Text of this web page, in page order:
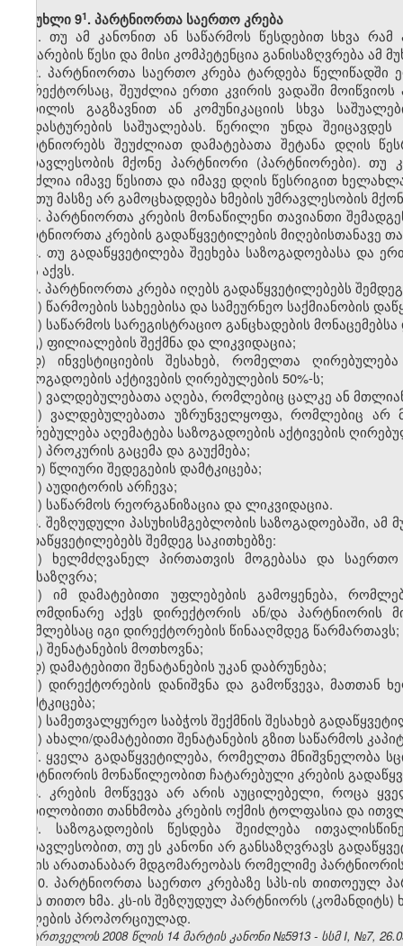
მუხლი 9​1. პარტნიორთა საერთო კრება
1. თუ ამ კანონით ან საწარმოს წესდებით სხვა
ჩატარების წესი და მისი კომპეტენცია განისაზღვრება
2. პარტნიორთა საერთო კრება ტარდება წელიწადში
დირექტორსაც, შეუძლია ერთი კვირის ვადაში
წერილის გაგზავნით ან კომუნიკაციის სხვა
დადასტურების საშუალებას. წერილი უნდა
პარტნიორებს შეუძლიათ დამატებათა შეტანა დღის
უმრავლესობის მქონე პარტნიორი (პარტნიორები). თუ
შეუძლია იმავე წესითა და იმავე დღის წესრიგით
კი, თუ მასზე არ გამოცხადდება ხმების უმრავლესობის
3. პარტნიორთა კრების მონაწილენი თავიანთი
პარტნიორთა კრების გადაწყვეტილების მიღებისთანავე
4. თუ გადაწყვეტილება შეეხება საზოგადოებასა და
არა აქვს.
5. პარტნიორთა კრება იღებს გადაწყვეტილებებს
ა) წარმოების სახეებისა და სამეურნეო საქმიანობის
ბ) საწარმოს სარეგისტრაციო განცხადების
გ) ფილიალების შექმნა და ლიკვიდაცია;
დ) ინვესტიციების შესახებ, რომელთა
საზოგადოების აქტივების ღირებულების 50%-ს;
ე) ვალდებულებათა აღება, რომლებიც ცალკე ან
ვ) ვალდებულებათა უზრუნველყოფა, რომლებიც არ
ღირებულება აღემატება საზოგადოების აქტივების
ზ) პროკურის გაცემა და გაუქმება;
თ) წლიური შედეგების დამტკიცება;
ი) აუდიტორის არჩევა;
კ) საწარმოს რეორგანიზაცია და ლიკვიდაცია.
6. შეზღუდული პასუხისმგებლობის საზოგადოებაში, ამ
გადაწყვეტილებებს შემდეგ საკითხებზე:
ა) ხელმძღვანელ პირთათვის მოგებასა და საერთო
განსაზღვრა;
ბ) იმ დამატებითი უფლებების გამოყენება,
გამომდინარე აქვს დირექტორის ან/და პარტნიორის
რომლებსაც იგი დირექტორების წინააღმდეგ წარმართავს;
გ) შენატანების მოთხოვნა;
დ) დამატებითი შენატანების უკან დაბრუნება;
ე) დირექტორების დანიშვნა და გამოწვევა, მათთან
დამტკიცება;
ვ) სამეთვალყურეო საბჭოს შექმნის შესახებ
ზ) ახალი/დამატებითი შენატანების გზით საწარმოს
7. ყველა გადაწყვეტილება, რომელთა მნიშვნელობა
პარტნიორის მონაწილეობით ჩატარებული კრების
8. კრების მოწვევა არ არის აუცილებელი, როცა
წერილობითი თანხმობა კრების ოქმის ტოლფასია და
9. საზოგადოების წესდება შეიძლება
უმრავლესობით, თუ ეს კანონი არ განსაზღვრავს
ქმნის არათანაბარ მდგომარეობას რომელიმე
10. პარტნიორთა საერთო კრებაზე სპს-ის თითოეულ
აქვს თითო ხმა. კს-ის შეზღუდულ პარტნიორს
წილების პროპორციულად.
საქართველოს 2008 წლის 14 მარტის კანონი №5913 - სსმ I, №7,